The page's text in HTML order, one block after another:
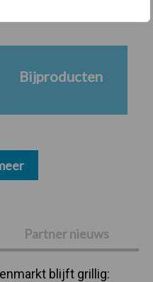
Partner nieuws
blijft grillig:
Bijproducten